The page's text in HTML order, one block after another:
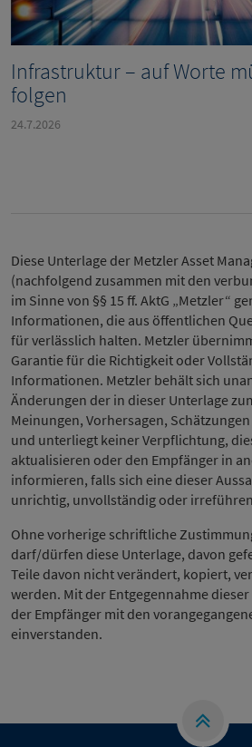
Infrastruktur – auf Worte
folgen
24.7.2026
Diese Unterlage der Metzler Asset
(nachfolgend zusammen mit den
im Sinne von §§ 15 ff. AktG „Metzler“
Informationen, die aus öffentlichen
für verlässlich halten. Metzler
Garantie für die Richtigkeit oder
Informationen. Metzler behält sich
Änderungen der in dieser Unterlage
Meinungen, Vorhersagen,
und unterliegt keiner Verpflichtung,
aktualisieren oder den Empfänger in
informieren, falls sich eine dieser
unrichtig, unvollständig oder
Ohne vorherige schriftliche
darf/dürfen diese Unterlage, davon
Teile davon nicht verändert, kopiert,
werden. Mit der Entgegennahme
der Empfänger mit den
einverstanden.